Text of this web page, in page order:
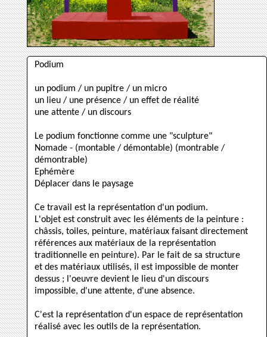
Podium
un podium / un pupitre / un micro
un lieu / une présence / un effet de réalité
une attente / un discours
Le podium fonctionne comme une "sculpture"
Nomade - (montable / démontable) (montrable /
démontrable)
Ephémère
Déplacer dans le paysage
Ce travail est la représentation d'un podium.
L'objet est construit avec les éléments de la peinture :
châssis, toiles, peinture, matériaux faisant directement
références aux matériaux de la représentation
traditionnelle en peinture). Par le fait de sa structure
et des matériaux utilisés, il est impossible de monter
dessus ; l'oeuvre devient le lieu d'un discours
impossible, d'une attente, d'une absence.
C'est la représentation d'un espace de représentation
réalisé avec les outils de la représentation.